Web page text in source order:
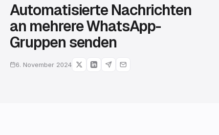
Automatisierte Nachrichten
an mehrere WhatsApp-
Gruppen senden
6. November 2024